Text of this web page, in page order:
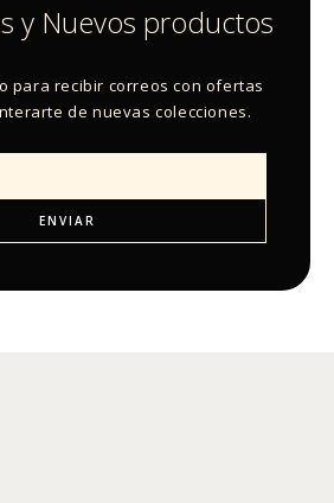
y Nuevos productos
para recibir correos con ofertas
de nuevas colecciones.